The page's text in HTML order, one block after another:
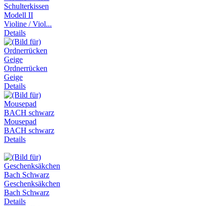
Schulterkissen
Modell II
Violine / Viol...
Details
Ordnerrücken
Geige
Details
Mousepad
BACH schwarz
Details
Geschenksäkchen
Bach Schwarz
Details